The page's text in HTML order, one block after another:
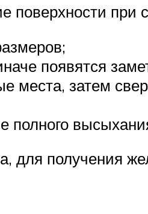
поверхности
появятся
места, затем
полного
получения